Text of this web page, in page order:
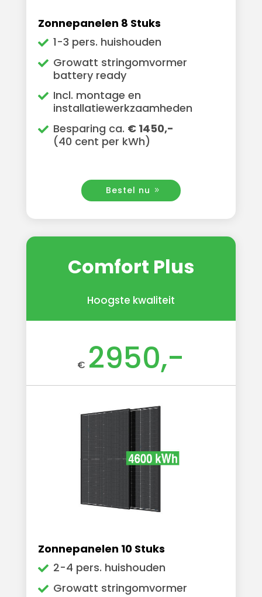
Zonnepanelen 8 Stuks
1-3 pers. huishouden
Growatt stringomvormer
battery ready
Incl. montage en
installatiewerkzaamheden
Besparing ca. € 1450,-
(40 cent per kWh)
Bestel nu
Comfort Plus
Hoogste kwaliteit
€ 2950,-
Zonnepanelen 10 Stuks
2-4 pers. huishouden
Growatt stringomvormer